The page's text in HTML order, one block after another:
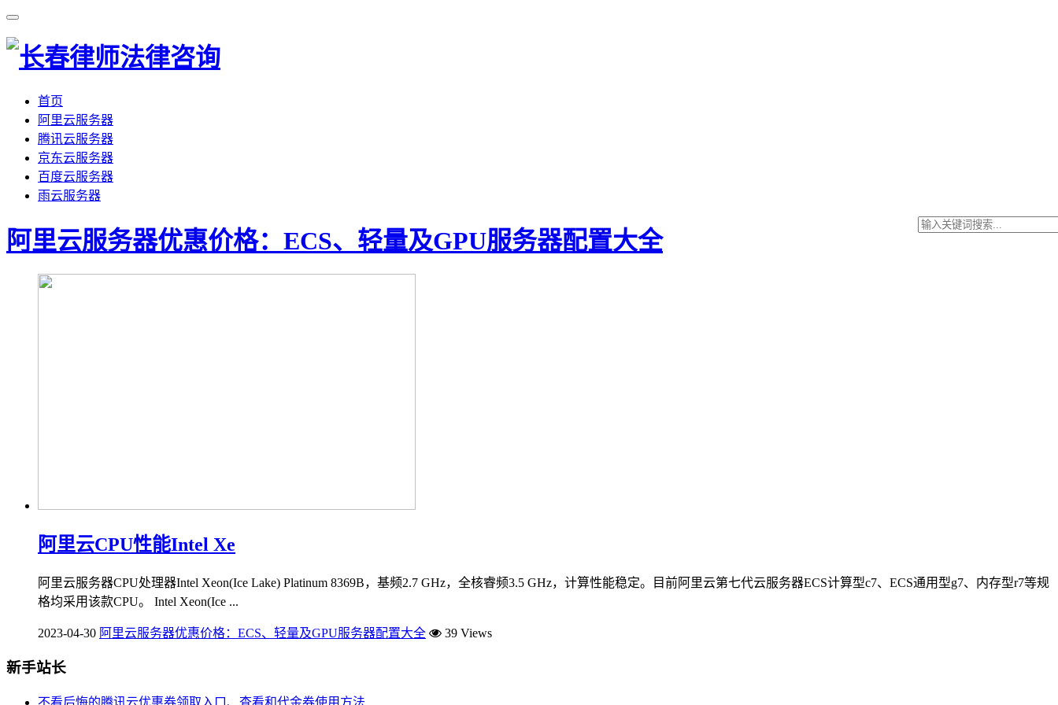
首页
阿里云服务器
腾讯云服务器
京东云服务器
百度云服务器
雨云服务器
阿里云服务器优惠价格：ECS、轻量及GPU服务器配置大全
阿里云CPU性能Intel Xe
阿里云服务器CPU处理器Intel Xeon(Ice Lake) Platinum 8369B，基频2.7 GHz，全核睿频3.5 GHz，计算性能稳定。目前阿里云第七代云服务器ECS计算型c7、ECS通用型g7、内存型r7等规
格均采用该款CPU。 Intel Xeon(Ice ...
2023-04-30 阿里云服务器优惠价格：ECS、轻量及GPU服务器配置大全 39 Views
新手站长
不看后悔的腾讯云优惠券领取入口、查看和代金券使用方法